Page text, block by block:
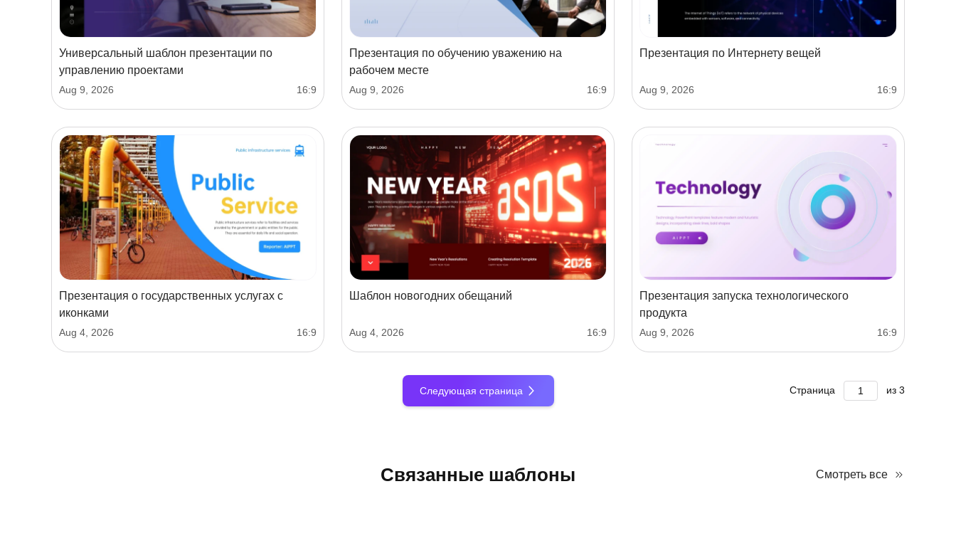
Универсальный шаблон презентации по
управлению проектами
Aug 9, 2026 16:9
Презентация по обучению уважению на
рабочем месте
Aug 9, 2026 16:9
Презентация по Интернету вещей
Aug 9, 2026 16:9
Презентация о государственных услугах с
иконками
Aug 4, 2026 16:9
Шаблон новогодних обещаний
Aug 4, 2026 16:9
Презентация запуска технологического
продукта
Aug 9, 2026 16:9
Следующая страница Страница из 3
Связанные шаблоны Смотреть все